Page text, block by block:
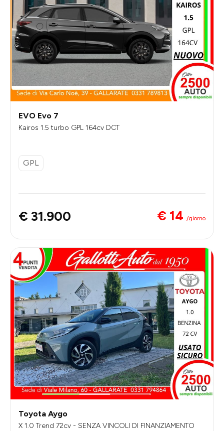
EVO Evo 7
Kairos 1.5 turbo GPL 164cv DCT
GPL
€ 31.900 € 14 /giorno
Toyota Aygo
X 1.0 Trend 72cv - SENZA VINCOLI DI FINANZIAMENTO